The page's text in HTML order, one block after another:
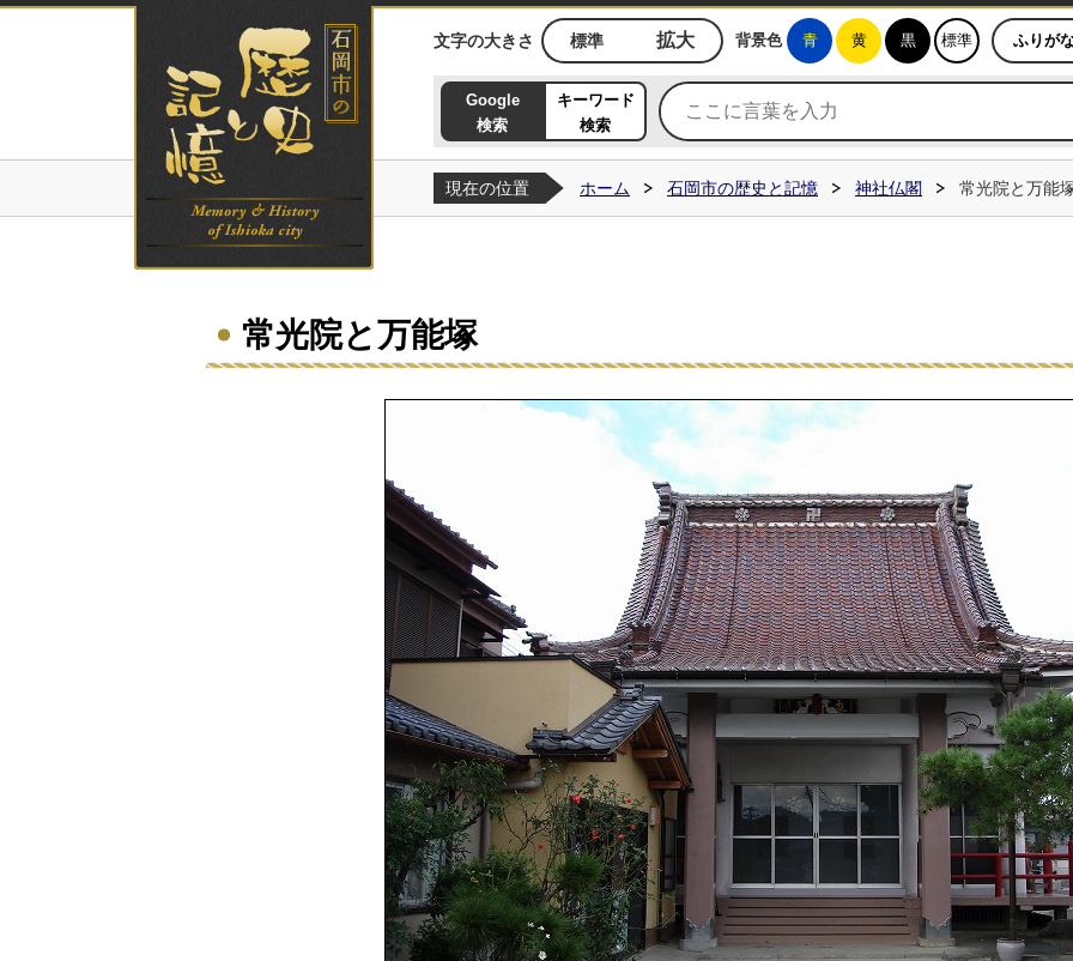
石岡市の歴史と記憶ホームページ
文字の大きさ 標準 拡大 背景色 青 黄 黒 標準 ふりが
Google
検索
キーワード
検索
現在の位置 ホーム 石岡市の歴史と記憶 神社仏閣 常光院と万能
常光院と万能塚